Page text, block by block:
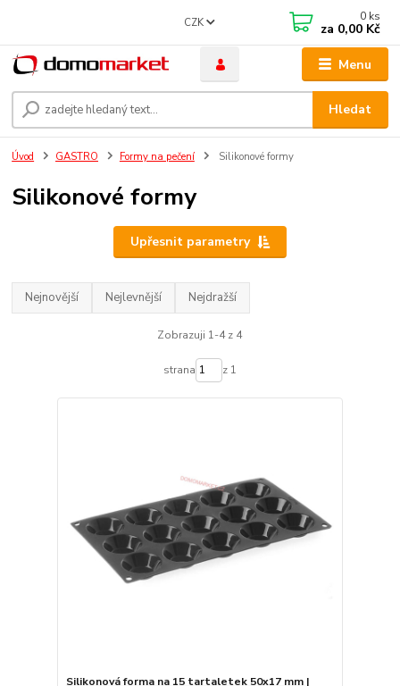
Menu
CZK
Hledat
0 ks
za 0,00 Kč
Úvod GASTRO Formy na pečení Silikonové formy
Silikonové formy
Upřesnit parametry
Nejnovější Nejlevnější Nejdražší
Zobrazuji 1-4 z 4
strana z 1
Silikonová forma na 15 tartaletek 50x17 mm |